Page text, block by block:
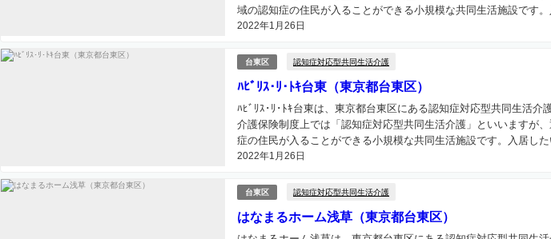
2022年1月26日
域の認知症の住民が入ることができる小規模な共同生活施設です
台東区 認知症対応型共同生活介護
ﾊﾋﾞﾘｽ･ﾘ･ﾄｷ台東（東京都台東区）
2022年1月26日
ﾊﾋﾞﾘｽ･ﾘ･ﾄｷ台東は、東京都台東区にある認知症対応型共同生活介
介護保険制度上では「認知症対応型共同生活介護」といいますが
症の住民が入ることができる小規模な共同生活施設です。入居し
台東区 認知症対応型共同生活介護
はなまるホーム浅草（東京都台東区）